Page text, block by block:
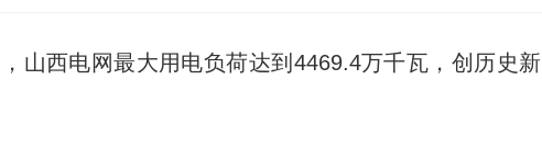
西电网最大用电负荷达到4469.4万千瓦，创历史新